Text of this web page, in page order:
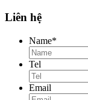
Liên hệ
Name*
Tel
Email